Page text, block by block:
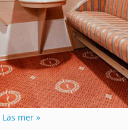
Läs mer »